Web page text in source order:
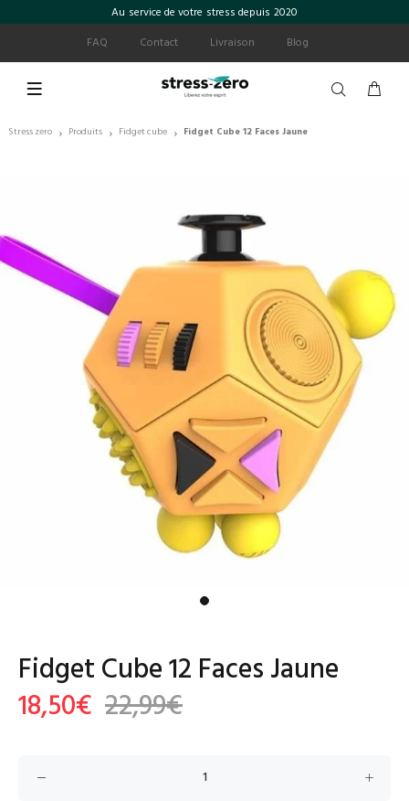
Au service de votre stress depuis 2020
FAQ
Contact Livraison Blog
Stress zero › Produits › Fidget cube › Fidget Cube 12 Faces Jaune
Fidget Cube 12 Faces Jaune
18,50€ 22,99€